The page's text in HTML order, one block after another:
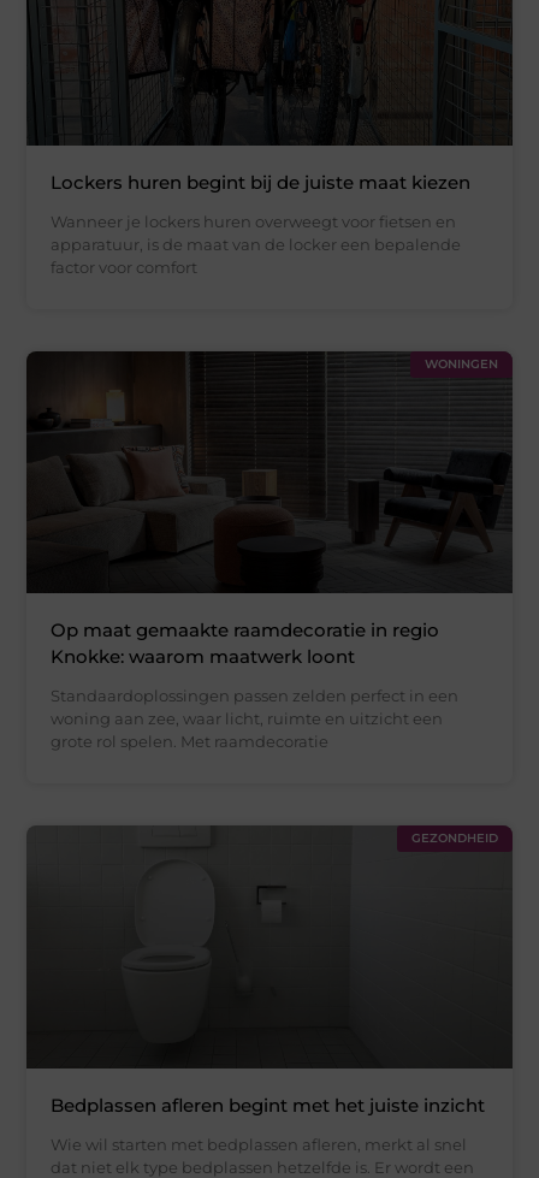
Lockers huren begint bij de juiste maat kiezen
Wanneer je lockers huren overweegt voor fietsen en
apparatuur, is de maat van de locker een bepalende
factor voor comfort
WONINGEN
Op maat gemaakte raamdecoratie in regio
Knokke: waarom maatwerk loont
Standaardoplossingen passen zelden perfect in een
woning aan zee, waar licht, ruimte en uitzicht een
grote rol spelen. Met raamdecoratie
GEZONDHEID
Bedplassen afleren begint met het juiste inzicht
Wie wil starten met bedplassen afleren, merkt al snel
dat niet elk type bedplassen hetzelfde is. Er wordt een